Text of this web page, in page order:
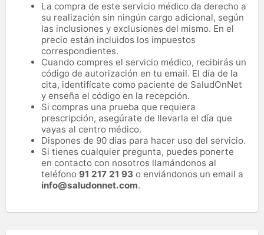
La compra de este servicio médico da derecho a
su realización sin ningún cargo adicional, según
las inclusiones y exclusiones del mismo. En el
precio están incluidos los impuestos
correspondientes.
Cuando compres el servicio médico, recibirás un
código de autorización en tu email. El día de la
cita, identifícate como paciente de SaludOnNet
y enseña el código en la recepción.
Si compras una prueba que requiera
prescripción, asegúrate de llevarla el día que
vayas al centro médico.
Dispones de 90 días para hacer uso del servicio.
Si tienes cualquier pregunta, puedes ponerte
en contacto con nosotros llamándonos al
teléfono 91 217 21 93 o enviándonos un email a
info@saludonnet.com.